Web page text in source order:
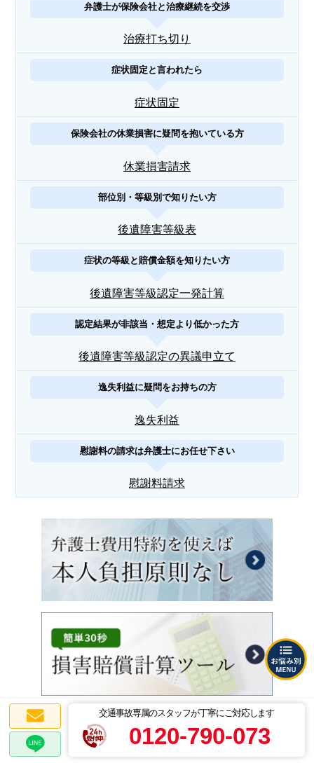
交通事故専属のスタッフが丁寧にご対応します
0120-790-073
弁護士が保険会社と治療継続を交渉
治療打ち切り
症状固定と言われたら
症状固定
保険会社の休業損害に疑問を抱いている方
休業損害請求
部位別・等級別で知りたい方
後遺障害等級表
症状の等級と賠償金額を知りたい方
後遺障害等級認定一発計算
認定結果が非該当・想定より低かった方
後遺障害等級認定の異議申立て
逸失利益に疑問をお持ちの方
逸失利益
慰謝料の請求は弁護士にお任せ下さい
慰謝料請求